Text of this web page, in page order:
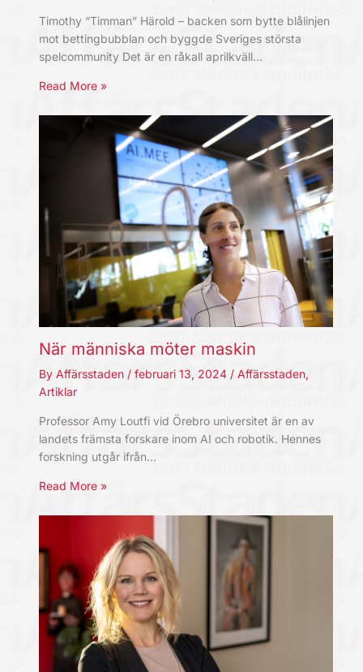
Timothy “Timman” Härold – backen som bytte blålinjen
mot bettingbubblan och byggde Sveriges största
spelcommunity Det är en råkall aprilkväll…
Read More »
När människa möter maskin
By Affärsstaden / februari 13, 2024 / Affärsstaden,
Artiklar
Professor Amy Loutfi vid Örebro universitet är en av
landets främsta forskare inom AI och robotik. Hennes
forskning utgår ifrån…
Read More »